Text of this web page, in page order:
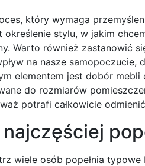
który wymaga
określenie stylu, w jakim
Warto również zastanowić
na nasze
elementem jest dobór
do rozmiarów
potrafi całkowicie
najczęściej
wiele osób popełnia